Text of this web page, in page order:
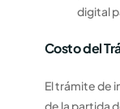
digital
Costo del
El trámite de
de la partida